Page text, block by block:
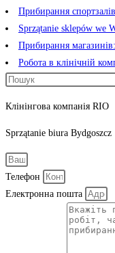
Прибирання
Sprzątanie sklepów we
Прибирання
Робота в клінічній
Клінінгова компанія RIO
Sprzątanie biura Bydgoszcz
Телефон
Електронна пошта